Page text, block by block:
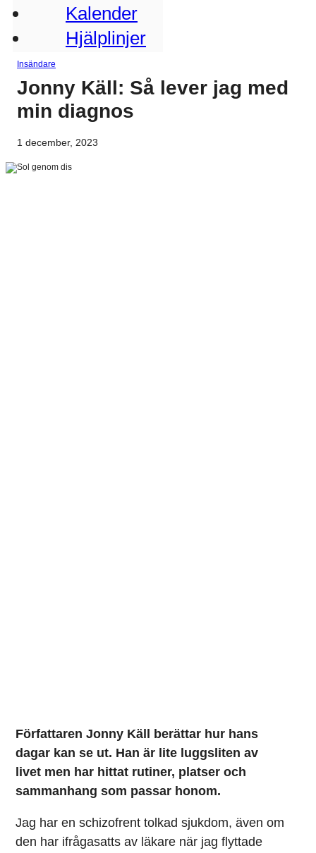
Kalender
Hjälplinjer
Insändare
Jonny Käll: Så lever jag med
min diagnos
1 december, 2023
Författaren Jonny Käll berättar hur hans
dagar kan se ut. Han är lite luggsliten av
livet men har hittat rutiner, platser och
sammanhang som passar honom.
Jag har en schizofrent tolkad sjukdom, även om
den har ifrågasatts av läkare när jag flyttade